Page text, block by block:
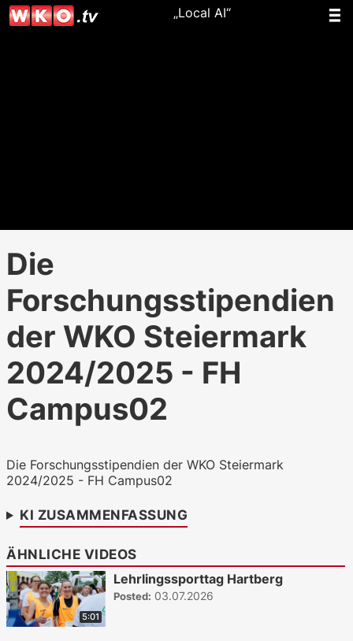
„Local AI“
Die
Forschungsstipendien
der WKO Steiermark
2024/2025 - FH
Campus02
Die Forschungsstipendien der WKO Steiermark
2024/2025 - FH Campus02
KI ZUSAMMENFASSUNG
ÄHNLICHE VIDEOS
5:01
Lehrlingssporttag Hartberg
Posted: 03.07.2026
WKO.tv KI (lokales LLM gemma-4-